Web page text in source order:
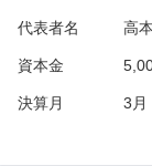
代表者名 高
資本金
決算月 3 月